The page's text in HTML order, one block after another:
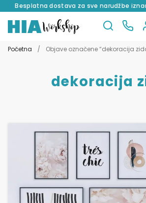
Besplatna dostava za sve narudžbe
na
do
Početna / Objave označene “dekoracija
dekoracija